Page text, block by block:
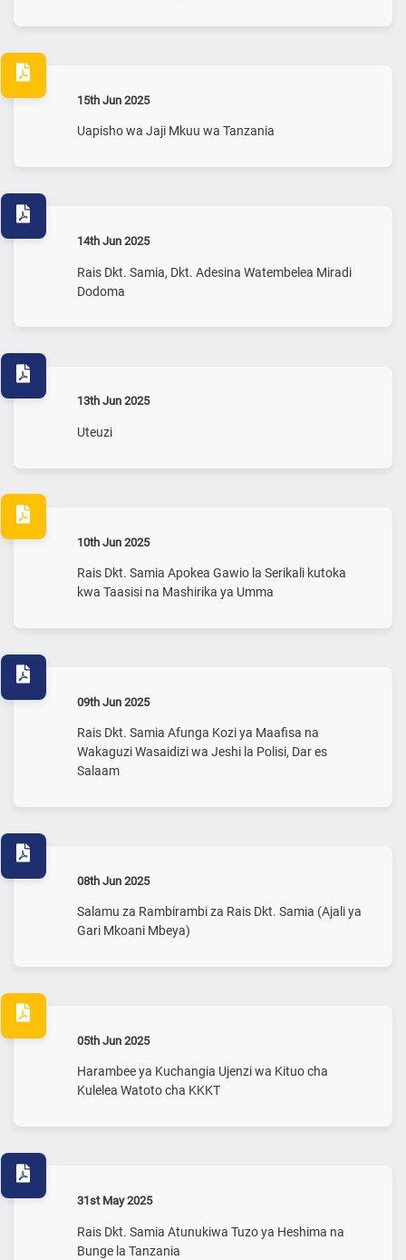
15th Jun 2025
Uapisho wa Jaji Mkuu wa Tanzania
14th Jun 2025
Rais Dkt. Samia, Dkt. Adesina Watembelea Miradi
Dodoma
13th Jun 2025
Uteuzi
10th Jun 2025
Rais Dkt. Samia Apokea Gawio la Serikali kutoka
kwa Taasisi na Mashirika ya Umma
09th Jun 2025
Rais Dkt. Samia Afunga Kozi ya Maafisa na
Wakaguzi Wasaidizi wa Jeshi la Polisi, Dar es
Salaam
08th Jun 2025
Salamu za Rambirambi za Rais Dkt. Samia (Ajali ya
Gari Mkoani Mbeya)
05th Jun 2025
Harambee ya Kuchangia Ujenzi wa Kituo cha
Kulelea Watoto cha KKKT
31st May 2025
Rais Dkt. Samia Atunukiwa Tuzo ya Heshima na
Bunge la Tanzania